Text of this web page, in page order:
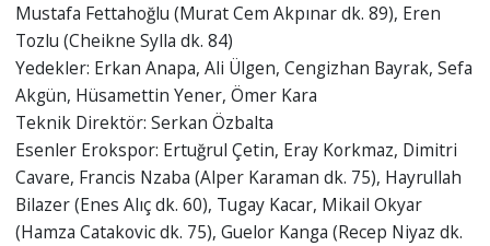
Mustafa Fettahoğlu (Murat Cem Akpınar dk. 89), Eren
Tozlu (Cheikne Sylla dk. 84)
Yedekler: Erkan Anapa, Ali Ülgen, Cengizhan Bayrak, Sefa
Akgün, Hüsamettin Yener, Ömer Kara
Teknik Direktör: Serkan Özbalta
Esenler Erokspor: Ertuğrul Çetin, Eray Korkmaz, Dimitri
Cavare, Francis Nzaba (Alper Karaman dk. 75), Hayrullah
Bilazer (Enes Alıç dk. 60), Tugay Kacar, Mikail Okyar
(Hamza Catakovic dk. 75), Guelor Kanga (Recep Niyaz dk.